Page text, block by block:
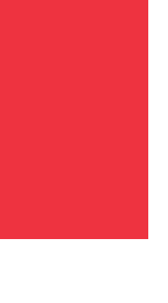
bij het vinden van
stijl en behoeften.
regelmatig
en stylingadvies.